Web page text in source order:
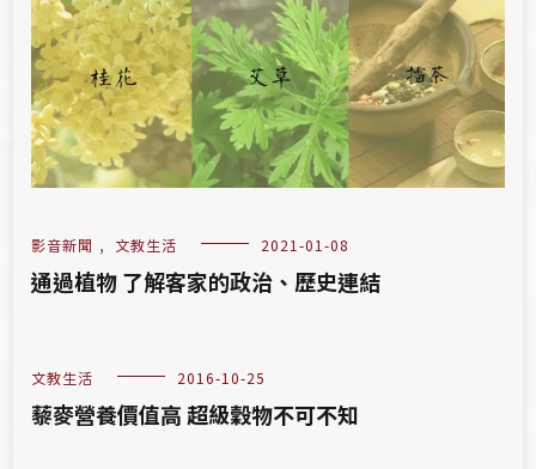
影音新聞 , 文教生活 2021-01-08
通過植物 了解客家的政治、歷史連結
文教生活 2016-10-25
藜麥營養價值高 超級穀物不可不知